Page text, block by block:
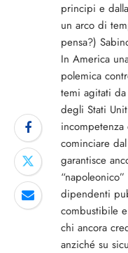
principi e
un arco di
pensa?)
In America
polemica
temi agitati
degli Stati
cominciare
garantisce
dipendenti
combustibile
chi ancora
anziché su